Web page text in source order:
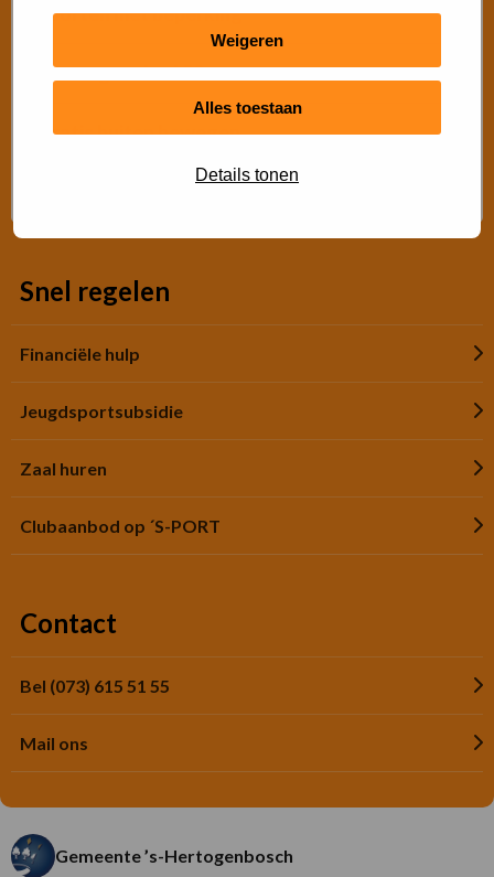
Weigeren
Alles toestaan
Details tonen
Sporten met beperking
Beweegaanbod 50+
Gratis buiten bewegen
Snel regelen
Financiële hulp
Jeugdsportsubsidie
Zaal huren
Clubaanbod op ´S-PORT
Contact
Bel (073) 615 51 55
Mail ons
Gemeente ’s-Hertogenbosch